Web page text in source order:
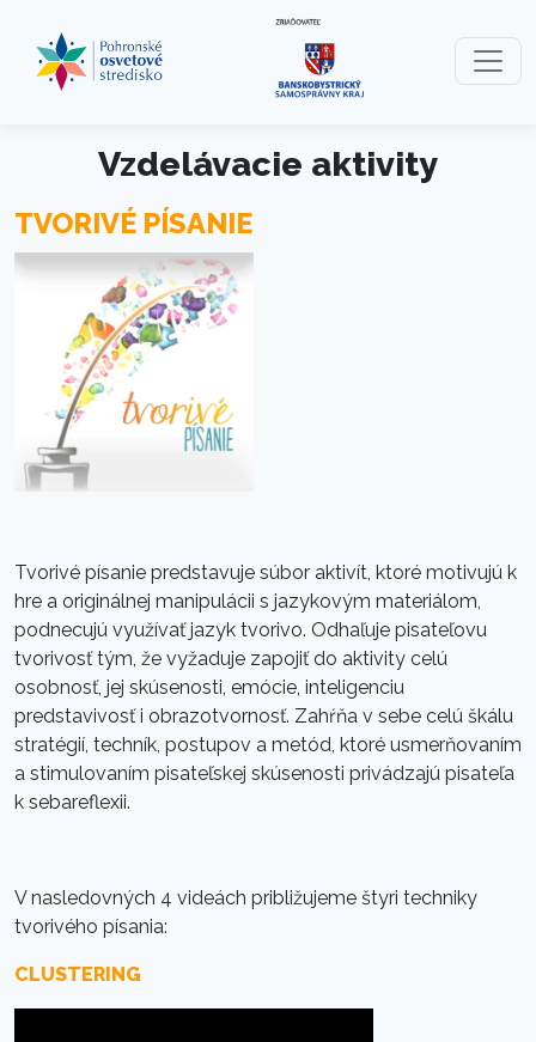
Vzdelávacie aktivity
TVORIVÉ PÍSANIE
Tvorivé písanie predstavuje súbor aktivít, ktoré motivujú k
hre a originálnej manipulácii s jazykovým materiálom,
podnecujú využívať jazyk tvorivo. Odhaľuje pisateľovu
tvorivosť tým, že vyžaduje zapojiť do aktivity celú
osobnosť, jej skúsenosti, emócie, inteligenciu
predstavivosť i obrazotvornosť. Zahŕňa v sebe celú škálu
stratégií, techník, postupov a metód, ktoré usmerňovaním
a stimulovaním pisateľskej skúsenosti privádzajú pisateľa
k sebareflexii.
V nasledovných 4 videách približujeme štyri techniky
tvorivého písania:
CLUSTERING